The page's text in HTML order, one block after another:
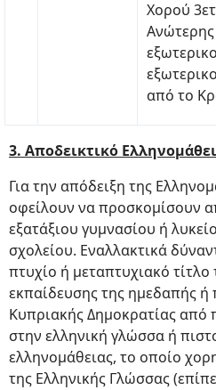
Χορού
από το
3. Αποδεικτικό
Για την απόδειξη της
οφείλουν να προσκομίσουν
εξατάξιου γυμνασίου ή
σχολείου. Εναλλακτικά
πτυχίο ή μεταπτυχιακό τίτλο
εκπαίδευσης της ημεδαπής ή
Κυπριακής Δημοκρατίας
στην ελληνική γλώσσα ή
ελληνομάθειας, το οποίο
της Ελληνικής Γλώσσας